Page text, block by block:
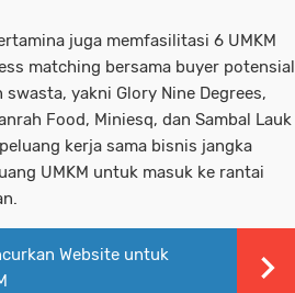
juga memfasilitasi 6 UMKM
matching bersama buyer potensial
yakni Glory Nine Degrees,
Food, Miniesq, dan Sambal Lauk
kerja sama bisnis jangka
UMKM untuk masuk ke rantai
Website untuk